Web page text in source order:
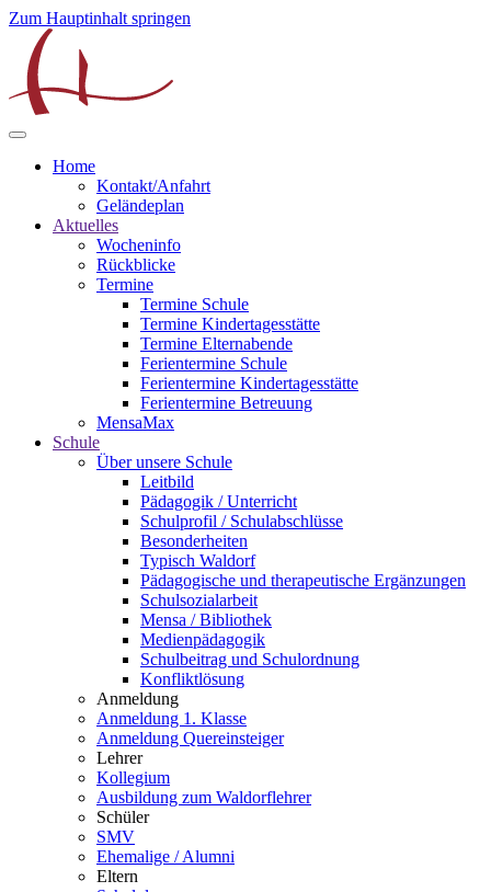
Zum Hauptinhalt springen
Home
Kontakt/Anfahrt
Geländeplan
Aktuelles
Wocheninfo
Rückblicke
Termine
Termine Schule
Termine Kindertagesstätte
Termine Elternabende
Ferientermine Schule
Ferientermine Kindertagesstätte
Ferientermine Betreuung
MensaMax
Schule
Über unsere Schule
Leitbild
Pädagogik / Unterricht
Schulprofil / Schulabschlüsse
Besonderheiten
Typisch Waldorf
Pädagogische und therapeutische Ergänzungen
Schulsozialarbeit
Mensa / Bibliothek
Medienpädagogik
Schulbeitrag und Schulordnung
Konfliktlösung
Anmeldung
Anmeldung 1. Klasse
Anmeldung Quereinsteiger
Lehrer
Kollegium
Ausbildung zum Waldorflehrer
Schüler
SMV
Ehemalige / Alumni
Eltern